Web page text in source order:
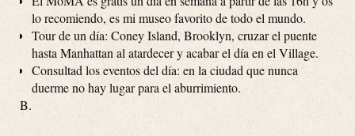
lo recomiendo, es mi museo favorito de todo el mundo.
Tour de un día: Coney Island, Brooklyn, cruzar el puente
hasta Manhattan al atardecer y acabar el día en el Village.
Consultad los eventos del día: en la ciudad que nunca
duerme no hay lugar para el aburrimiento.
B.